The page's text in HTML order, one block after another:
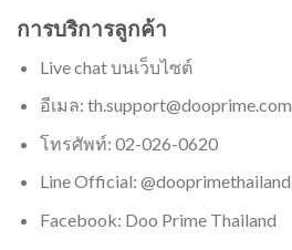
การบริการลูกค้า
Live chat บนเว็บไซต์
อีเมล: th.support@dooprime.com
โทรศัพท์: 02-026-0620
Line Official: @dooprimethailand
Facebook: Doo Prime Thailand